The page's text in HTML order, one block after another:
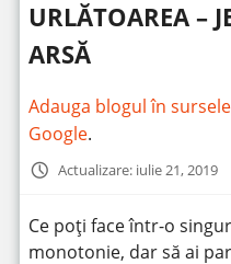
i
t
e
URLĂTOAREA –
ARSĂ
Adauga blogul în
Google.
Actualizare: iulie 21, 2019
Ce poți face într-o
monotonie, dar să ai